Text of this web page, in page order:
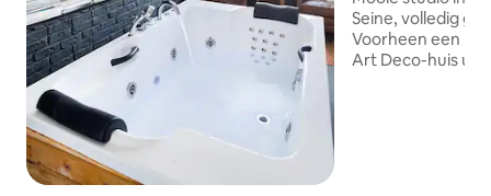
Seine, volledig
Voorheen een
Art Deco-huis uit